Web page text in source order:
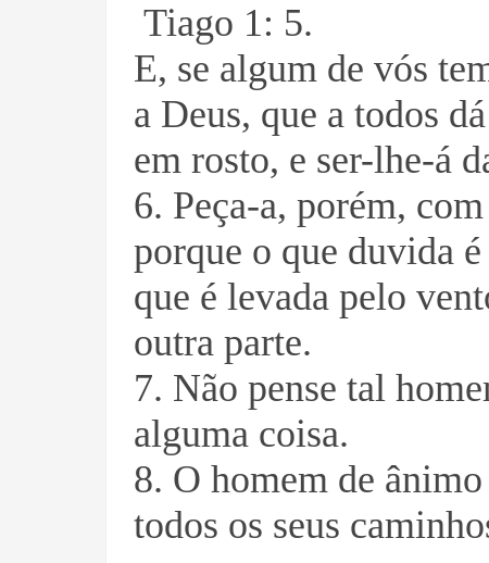
Tiago 1: 5.
E, se algum de vós
a Deus, que a todos
em rosto, e ser-lhe-á
6. Peça-a, porém,
porque o que duvida
que é levada pelo
outra parte.
7. Não pense tal
alguma coisa.
8. O homem de
todos os seus